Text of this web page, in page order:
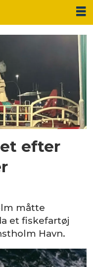
efter
måtte
et fiskefartøj
Havn.